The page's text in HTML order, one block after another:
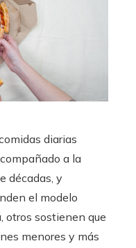
diarias
a la
décadas, y
el modelo
otros sostienen que
menores y más